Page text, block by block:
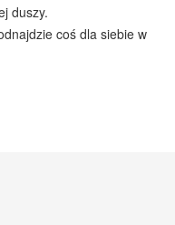
duszy.
coś dla siebie w